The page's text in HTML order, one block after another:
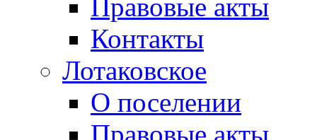
Правовые акты
Контакты
Лотаковское
О поселении
Правовые акты